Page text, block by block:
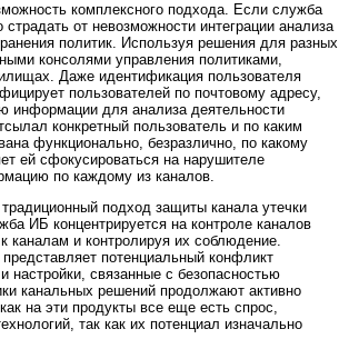
комплексного подхода. Если служба
от невозможности интеграции анализа
политик. Используя решения для разных
консолями управления политиками,
Даже идентификация пользователя
пользователей по почтовому адресу,
информации для анализа деятельности
конкретный пользователь и по каким
функционально, безразлично, по какому
ей сфокусироваться на нарушителе
по каждому из каналов.
подход защиты канала утечки
ИБ концентрируется на контроле каналов
и контролируя их соблюдение.
потенциальный конфликт
связанные с безопасностью
канальных решений продолжают активно
на эти продукты все еще есть спрос,
так как их потенциал изначально